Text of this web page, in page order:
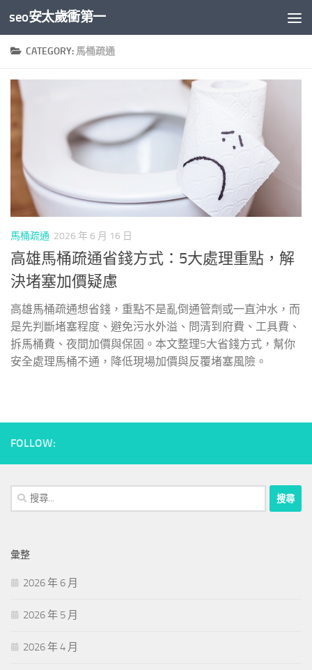
Skip to content
seo安太歲衝第一
CATEGORY: 馬桶疏通
馬桶疏通 2026 年 6 月 16 日
高雄馬桶疏通省錢方式：5大處理重點，解
決堵塞加價疑慮
高雄馬桶疏通想省錢，重點不是亂倒通管劑或一直沖水，而
是先判斷堵塞程度、避免污水外溢、問清到府費、工具費、
拆馬桶費、夜間加價與保固。本文整理5大省錢方式，幫你
安全處理馬桶不通，降低現場加價與反覆堵塞風險。
FOLLOW:
搜
尋
字:
彙整
2026 年 6 月
2026 年 5 月
2026 年 4 月